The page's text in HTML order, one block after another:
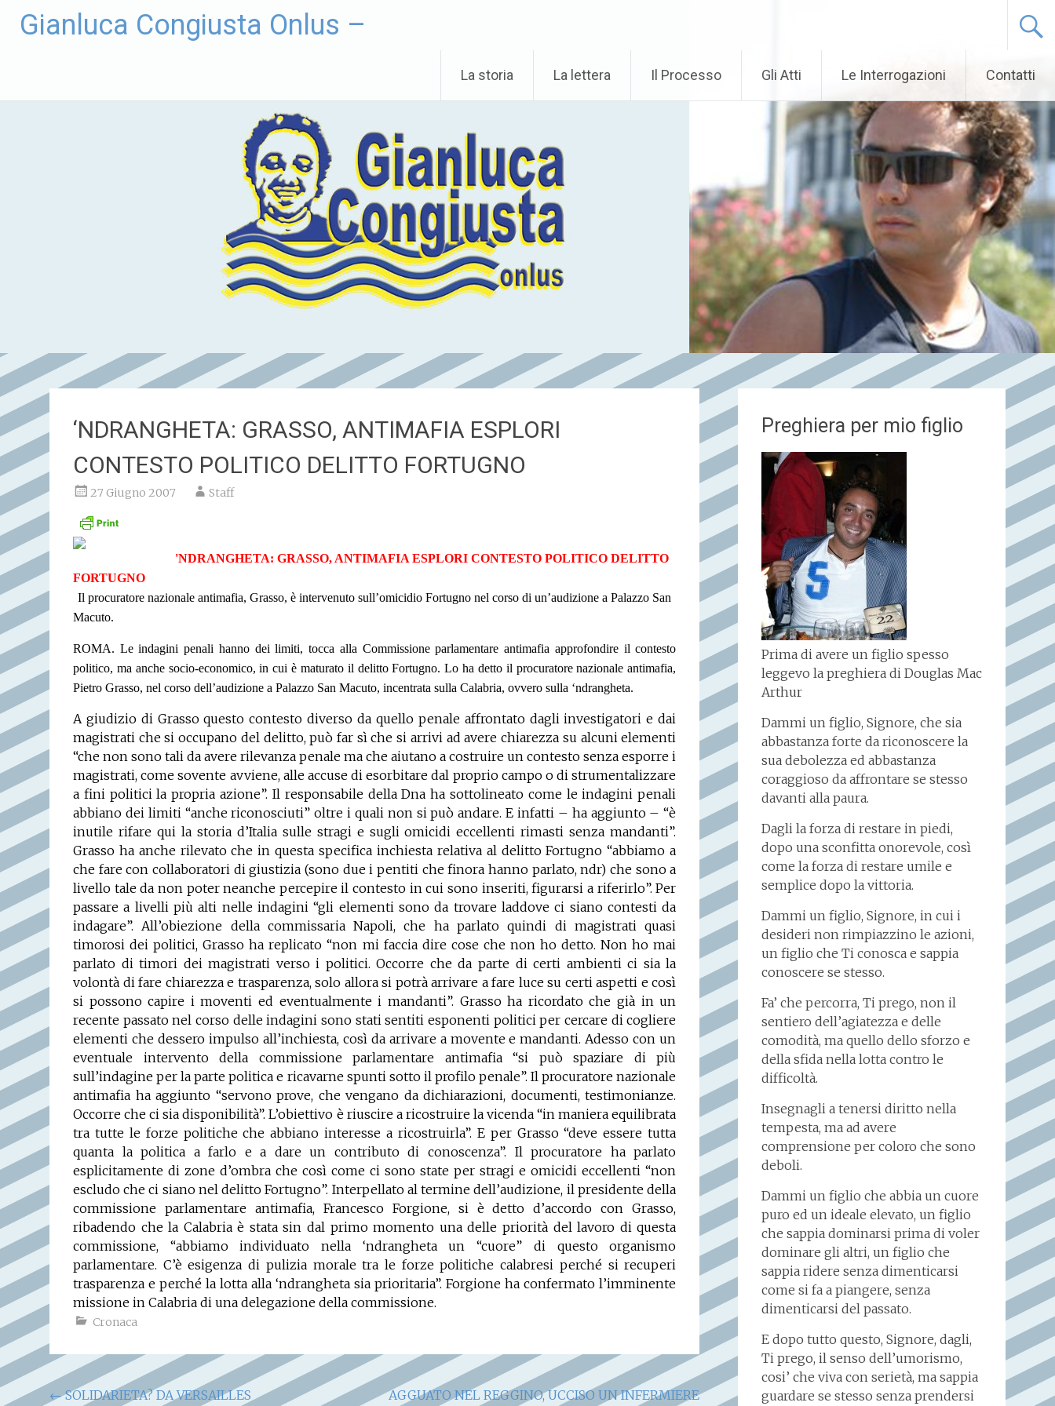
Gianluca Congiusta Onlus –
La storia La lettera Il Processo Gli Atti Le Interrogazioni Contatti
‘NDRANGHETA: GRASSO, ANTIMAFIA ESPLORI
CONTESTO POLITICO DELITTO FORTUGNO
27 Giugno 2007 Staff
'NDRANGHETA: GRASSO, ANTIMAFIA ESPLORI CONTESTO POLITICO DELITTO
FORTUGNO
Il procuratore nazionale antimafia, Grasso, è intervenuto sull’omicidio Fortugno nel corso di un’audizione a Palazzo San
Macuto.
ROMA. Le indagini penali hanno dei limiti, tocca alla Commissione parlamentare antimafia approfondire il contesto
politico, ma anche socio-economico, in cui è maturato il delitto Fortugno. Lo ha detto il procuratore nazionale antimafia,
Pietro Grasso, nel corso dell’audizione a Palazzo San Macuto, incentrata sulla Calabria, ovvero sulla ‘ndrangheta.
A giudizio di Grasso questo contesto diverso da quello penale affrontato dagli investigatori e dai
magistrati che si occupano del delitto, può far sì che si arrivi ad avere chiarezza su alcuni elementi
“che non sono tali da avere rilevanza penale ma che aiutano a costruire un contesto senza esporre i
magistrati, come sovente avviene, alle accuse di esorbitare dal proprio campo o di strumentalizzare
a fini politici la propria azione”. Il responsabile della Dna ha sottolineato come le indagini penali
abbiano dei limiti “anche riconosciuti” oltre i quali non si può andare. E infatti – ha aggiunto – “è
inutile rifare qui la storia d’Italia sulle stragi e sugli omicidi eccellenti rimasti senza mandanti”.
Grasso ha anche rilevato che in questa specifica inchiesta relativa al delitto Fortugno “abbiamo a
che fare con collaboratori di giustizia (sono due i pentiti che finora hanno parlato, ndr) che sono a
livello tale da non poter neanche percepire il contesto in cui sono inseriti, figurarsi a riferirlo”. Per
passare a livelli più alti nelle indagini “gli elementi sono da trovare laddove ci siano contesti da
indagare”. All’obiezione della commissaria Napoli, che ha parlato quindi di magistrati quasi
timorosi dei politici, Grasso ha replicato “non mi faccia dire cose che non ho detto. Non ho mai
parlato di timori dei magistrati verso i politici. Occorre che da parte di certi ambienti ci sia la
volontà di fare chiarezza e trasparenza, solo allora si potrà arrivare a fare luce su certi aspetti e così
si possono capire i moventi ed eventualmente i mandanti”. Grasso ha ricordato che già in un
recente passato nel corso delle indagini sono stati sentiti esponenti politici per cercare di cogliere
elementi che dessero impulso all’inchiesta, così da arrivare a movente e mandanti. Adesso con un
eventuale intervento della commissione parlamentare antimafia “si può spaziare di più
sull’indagine per la parte politica e ricavarne spunti sotto il profilo penale”. Il procuratore nazionale
antimafia ha aggiunto “servono prove, che vengano da dichiarazioni, documenti, testimonianze.
Occorre che ci sia disponibilità”. L’obiettivo è riuscire a ricostruire la vicenda “in maniera equilibrata
tra tutte le forze politiche che abbiano interesse a ricostruirla”. E per Grasso “deve essere tutta
quanta la politica a farlo e a dare un contributo di conoscenza”. Il procuratore ha parlato
esplicitamente di zone d’ombra che così come ci sono state per stragi e omicidi eccellenti “non
escludo che ci siano nel delitto Fortugno”. Interpellato al termine dell’audizione, il presidente della
commissione parlamentare antimafia, Francesco Forgione, si è detto d’accordo con Grasso,
ribadendo che la Calabria è stata sin dal primo momento una delle priorità del lavoro di questa
commissione, “abbiamo individuato nella ‘ndrangheta un “cuore” di questo organismo
parlamentare. C’è esigenza di pulizia morale tra le forze politiche calabresi perché si recuperi
trasparenza e perché la lotta alla ‘ndrangheta sia prioritaria”. Forgione ha confermato l’imminente
missione in Calabria di una delegazione della commissione.
Cronaca
Navigazione
←SOLIDARIETA? DA VERSAILLES AGGUATO NEL REGGINO, UCCISO UN INFERMIERE
Preghiera per mio figlio
Prima di avere un figlio spesso
leggevo la preghiera di Douglas Mac
Arthur
Dammi un figlio, Signore, che sia
abbastanza forte da riconoscere la
sua debolezza ed abbastanza
coraggioso da affrontare se stesso
davanti alla paura.
Dagli la forza di restare in piedi,
dopo una sconfitta onorevole, così
come la forza di restare umile e
semplice dopo la vittoria.
Dammi un figlio, Signore, in cui i
desideri non rimpiazzino le azioni,
un figlio che Ti conosca e sappia
conoscere se stesso.
Fa’ che percorra, Ti prego, non il
sentiero dell’agiatezza e delle
comodità, ma quello dello sforzo e
della sfida nella lotta contro le
difficoltà.
Insegnagli a tenersi diritto nella
tempesta, ma ad avere
comprensione per coloro che sono
deboli.
Dammi un figlio che abbia un cuore
puro ed un ideale elevato, un figlio
che sappia dominarsi prima di voler
dominare gli altri, un figlio che
sappia ridere senza dimenticarsi
come si fa a piangere, senza
dimenticarsi del passato.
E dopo tutto questo, Signore, dagli,
Ti prego, il senso dell’umorismo,
cosi’ che viva con serietà, ma sappia
guardare se stesso senza prendersi